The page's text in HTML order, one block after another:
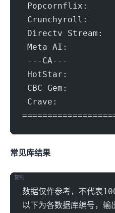
Directv
Meta AI:
---CA---
HotStar:
CBC
Crave:
常见IP库结果
数据仅作参考，不代表
以下为各数据库编号，输
复制